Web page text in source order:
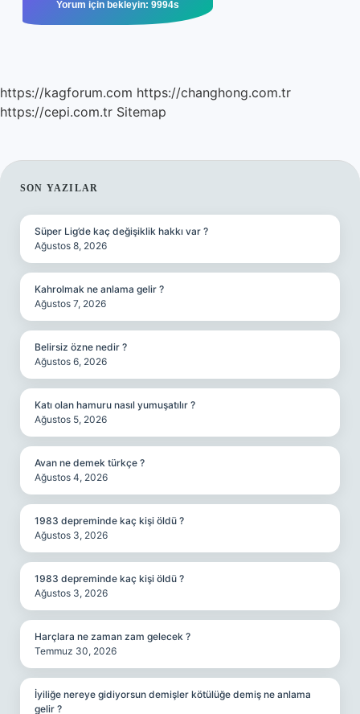
https://kagforum.com https://changhong.com.tr
https://cepi.com.tr Sitemap
SIDEBAR
SON YAZILAR
Süper Lig’de kaç değişiklik hakkı var ?
Ağustos 8, 2026
Kahrolmak ne anlama gelir ?
Ağustos 7, 2026
Belirsiz özne nedir ?
Ağustos 6, 2026
Katı olan hamuru nasıl yumuşatılır ?
Ağustos 5, 2026
Avan ne demek türkçe ?
Ağustos 4, 2026
1983 depreminde kaç kişi öldü ?
Ağustos 3, 2026
1983 depreminde kaç kişi öldü ?
Ağustos 3, 2026
Harçlara ne zaman zam gelecek ?
Temmuz 30, 2026
İyiliğe nereye gidiyorsun demişler kötülüğe demiş ne anlama
gelir ?